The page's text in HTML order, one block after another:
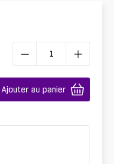
Ajouter au panier